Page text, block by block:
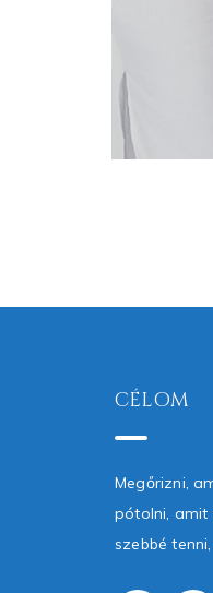
CÉLOM
Megőrizni,
pótolni,
szebbé